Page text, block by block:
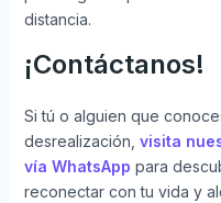
distancia.
¡Contáctanos!
Si tú o alguien que
desrealización, visita
vía WhatsApp para
reconectar con tu vida y